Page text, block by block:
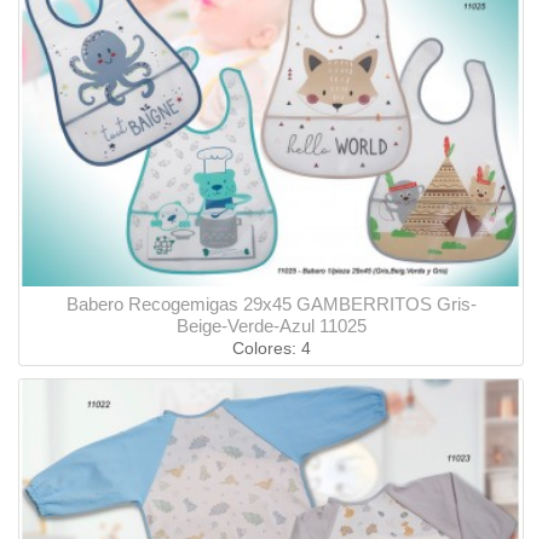
Babero Recogemigas 29x45 GAMBERRITOS Gris-
Beige-Verde-Azul 11025
Colores: 4